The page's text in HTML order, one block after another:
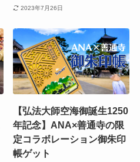
2023年7月26日
【弘法大師空海御誕生1250
年記念】ANA×善通寺の限
定コラボレーション御朱印
帳ゲット